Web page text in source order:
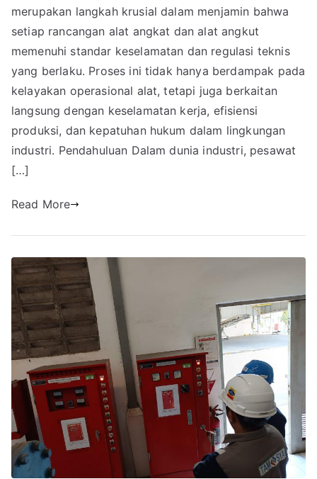
merupakan langkah krusial dalam menjamin bahwa
setiap rancangan alat angkat dan alat angkut
memenuhi standar keselamatan dan regulasi teknis
yang berlaku. Proses ini tidak hanya berdampak pada
kelayakan operasional alat, tetapi juga berkaitan
langsung dengan keselamatan kerja, efisiensi
produksi, dan kepatuhan hukum dalam lingkungan
industri. Pendahuluan Dalam dunia industri, pesawat
[…]
Read More